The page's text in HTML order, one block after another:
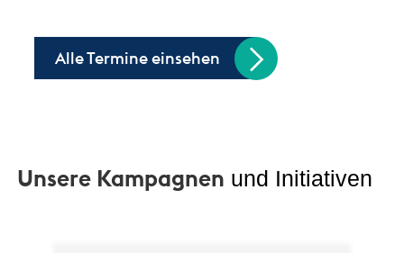
Alle Termine einsehen
Unsere Kampagnen und Initiativen